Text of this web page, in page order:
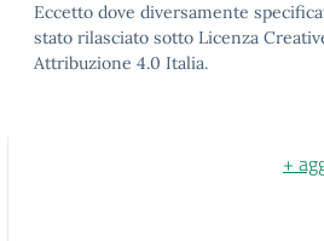
Eccetto dove diversamente
stato rilasciato sotto Licenza
Attribuzione 4.0 Italia.
+